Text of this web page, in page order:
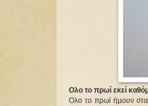
Ολο το πρωί εκεί
Ολο το πρωί ήμουν στα